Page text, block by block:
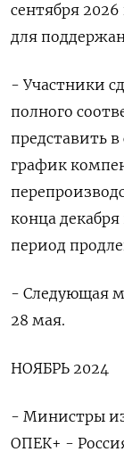
сентября
для
- Участники
полного
представить
график
конца
период
- Следующая
28 мая.
НОЯБРЬ 2024
- Министры
ОПЕК+ -